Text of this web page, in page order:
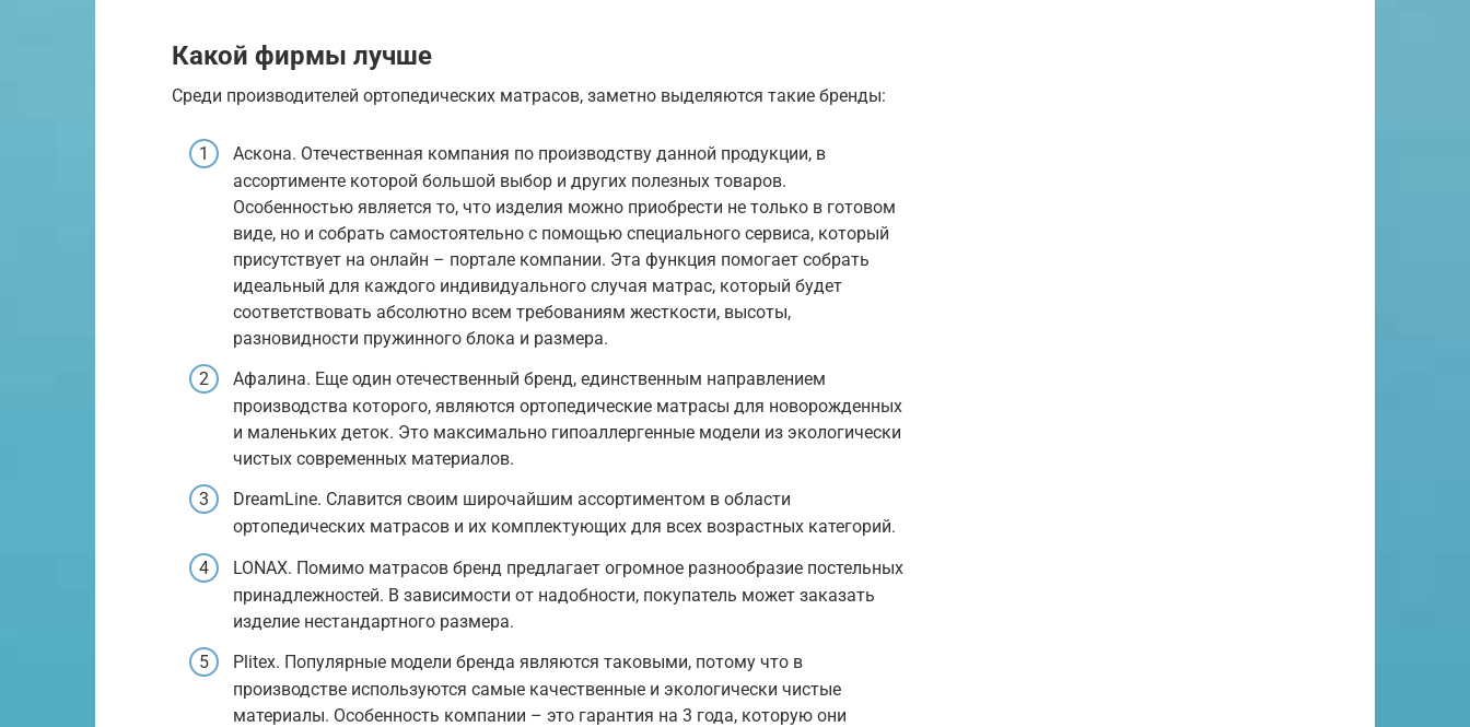
Какой фирмы лучше
Среди производителей ортопедических матрасов, заметно выделяются такие бренды:
Аскона. Отечественная компания по производству данной продукции, в
ассортименте которой большой выбор и других полезных товаров.
Особенностью является то, что изделия можно приобрести не только в готовом
виде, но и собрать самостоятельно с помощью специального сервиса, который
присутствует на онлайн – портале компании. Эта функция помогает собрать
идеальный для каждого индивидуального случая матрас, который будет
соответствовать абсолютно всем требованиям жесткости, высоты,
разновидности пружинного блока и размера.
Афалина. Еще один отечественный бренд, единственным направлением
производства которого, являются ортопедические матрасы для новорожденных
и маленьких деток. Это максимально гипоаллергенные модели из экологически
чистых современных материалов.
DreamLine. Славится своим широчайшим ассортиментом в области
ортопедических матрасов и их комплектующих для всех возрастных категорий.
LONAX. Помимо матрасов бренд предлагает огромное разнообразие постельных
принадлежностей. В зависимости от надобности, покупатель может заказать
изделие нестандартного размера.
Plitex. Популярные модели бренда являются таковыми, потому что в
производстве используются самые качественные и экологически чистые
материалы. Особенность компании – это гарантия на 3 года, которую они